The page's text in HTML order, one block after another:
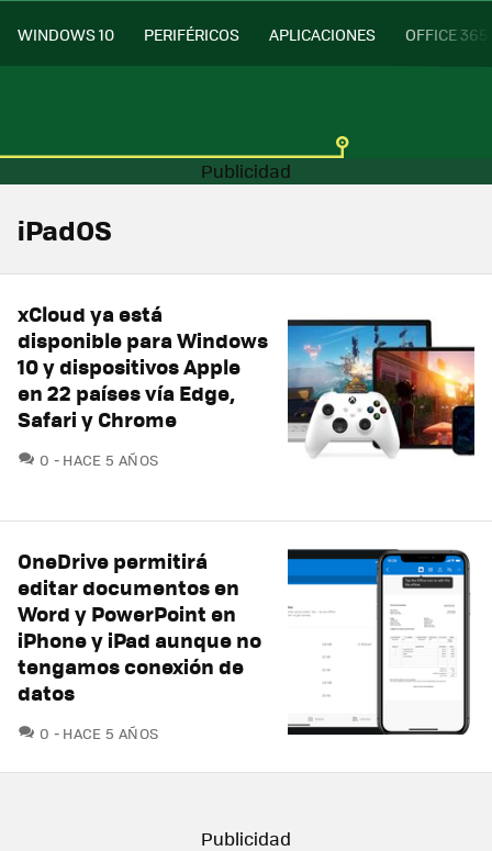
WINDOWS 10 PERIFÉRICOS APLICACIONES OFFICE 365
iPadOS
xCloud ya está
disponible para Windows
10 y dispositivos Apple
en 22 países vía Edge,
Safari y Chrome
0 COMENTARIOS
HACE 5 AÑOS
OneDrive permitirá
editar documentos en
Word y PowerPoint en
iPhone y iPad aunque no
tengamos conexión de
datos
0 COMENTARIOS
HACE 5 AÑOS